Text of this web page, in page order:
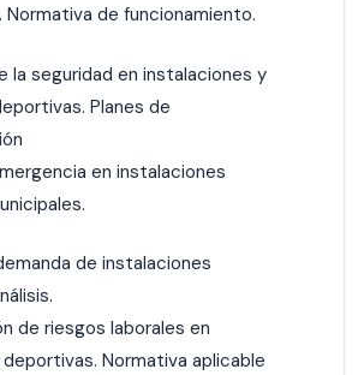
Normativa de funcionamiento.
la seguridad en instalaciones y
Planes de
en instalaciones
de instalaciones
de riesgos laborales en
Normativa aplicable